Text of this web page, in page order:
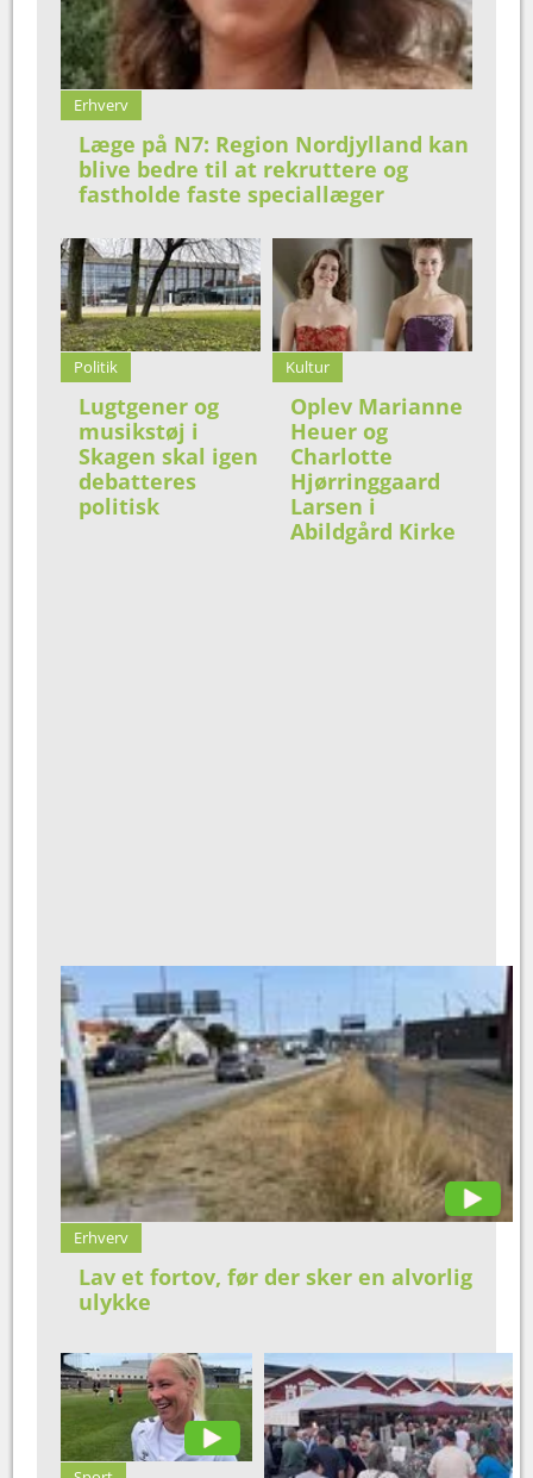
Erhverv
Læge på N7: Region Nordjylland kan
blive bedre til at rekruttere og
fastholde faste speciallæger
Politik
Lugtgener og
musikstøj i
Skagen skal igen
debatteres
politisk
Kultur
Oplev Marianne
Heuer og
Charlotte
Hjørringgaard
Larsen i
Abildgård Kirke
Erhverv
Lav et fortov, før der sker en alvorlig
ulykke